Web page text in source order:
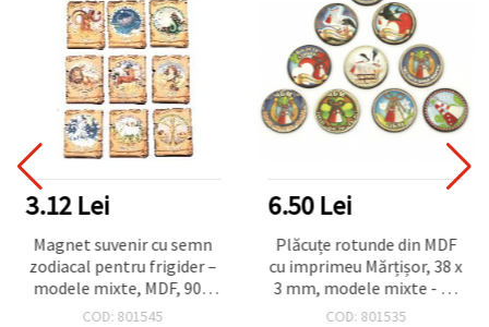
3.12 Lei
Magnet suvenir cu semn
zodiacal pentru frigider –
modele mixte, MDF, 90 x
65 mm, cadou
COD: 801545
6.50 Lei
Plăcuțe rotunde din MDF
cu imprimeu Mărțișor, 38 x
3 mm, modele mixte - 10
bucăți
COD: 801535